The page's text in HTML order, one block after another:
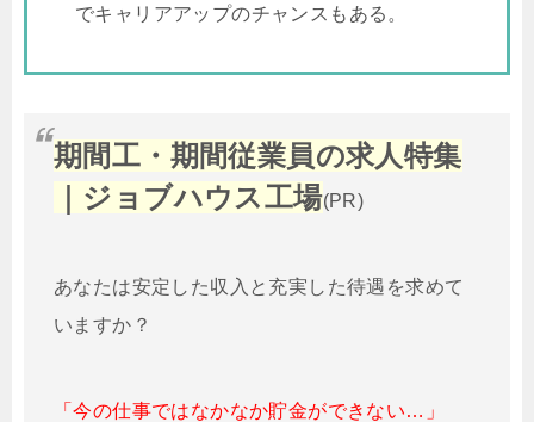
でキャリアアップのチャンスもある。
期間工・期間従業員の求人特集
｜ジョブハウス工場(PR)
あなたは安定した収入と充実した待遇を求めて
いますか？
「今の仕事ではなかなか貯金ができない…」